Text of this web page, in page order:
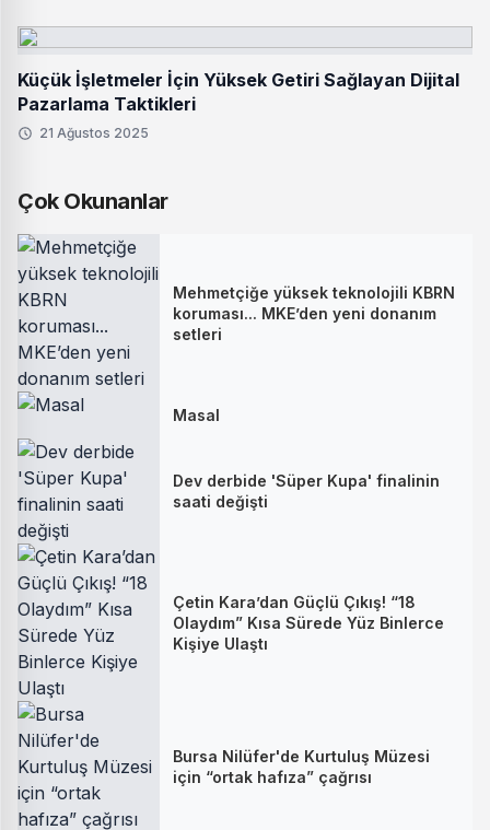
Küçük İşletmeler İçin Yüksek Getiri Sağlayan Dijital
Pazarlama Taktikleri
21 Ağustos 2025
Çok Okunanlar
Mehmetçiğe yüksek teknolojili KBRN
koruması... MKE’den yeni donanım
setleri
Masal
Dev derbide 'Süper Kupa' finalinin
saati değişti
Çetin Kara’dan Güçlü Çıkış! “18
Olaydım” Kısa Sürede Yüz Binlerce
Kişiye Ulaştı
Bursa Nilüfer'de Kurtuluş Müzesi
için “ortak hafıza” çağrısı